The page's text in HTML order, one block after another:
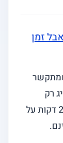
זמן
רק
כשהוא עונה. ככה אתה לא מבלה 20-30 דקות על